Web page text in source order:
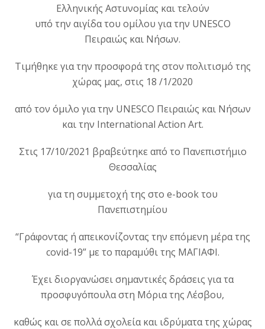
Ελληνικής Αστυνομίας και τελούν
υπό την αιγίδα του ομίλου για την UNESCO
Πειραιώς και Νήσων.
Τιμήθηκε για την προσφορά της στον πολιτισμό της
χώρας μας, στις 18 /1/2020
από τον όμιλο για την UNESCO Πειραιώς και Νήσων
και την International Action Art.
Στις 17/10/2021 βραβεύτηκε από το Πανεπιστήμιο
Θεσσαλίας
για τη συμμετοχή της στο e-book του
Πανεπιστημίου
“Γράφοντας ή απεικονίζοντας την επόμενη μέρα της
covid-19” με το παραμύθι της ΜΑΓΙΑΦΙ.
Έχει διοργανώσει σημαντικές δράσεις για τα
προσφυγόπουλα στη Μόρια της Λέσβου,
καθώς και σε πολλά σχολεία και ιδρύματα της χώρας